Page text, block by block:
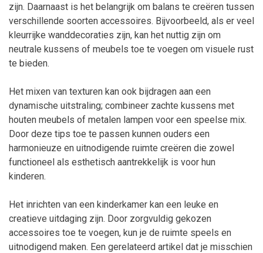
zijn. Daarnaast is het belangrijk om balans te creëren tussen
verschillende soorten accessoires. Bijvoorbeeld, als er veel
kleurrijke wanddecoraties zijn, kan het nuttig zijn om
neutrale kussens of meubels toe te voegen om visuele rust
te bieden.
Het mixen van texturen kan ook bijdragen aan een
dynamische uitstraling; combineer zachte kussens met
houten meubels of metalen lampen voor een speelse mix.
Door deze tips toe te passen kunnen ouders een
harmonieuze en uitnodigende ruimte creëren die zowel
functioneel als esthetisch aantrekkelijk is voor hun
kinderen.
Het inrichten van een kinderkamer kan een leuke en
creatieve uitdaging zijn. Door zorgvuldig gekozen
accessoires toe te voegen, kun je de ruimte speels en
uitnodigend maken. Een gerelateerd artikel dat je misschien